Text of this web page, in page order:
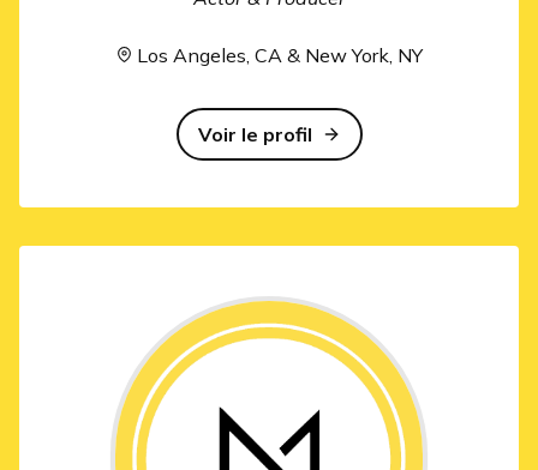
Los Angeles, CA & New York, NY
Voir le profil